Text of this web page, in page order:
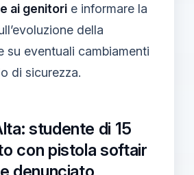
ai genitori e informare la
della
su eventuali cambiamenti
di sicurezza.
studente di 15
con pistola softair
denunciato